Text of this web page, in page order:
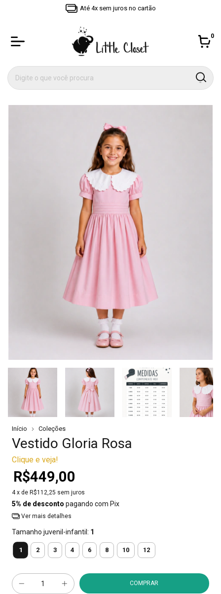
Até 4x sem juros no cartão
0
Início Coleções
Vestido Gloria Rosa
Clique e veja!
R$449,00
4 x de R$112,25 sem juros
5% de desconto pagando com Pix
Ver mais detalhes
Tamanho juvenil-infantil: 1
1 2 3 4 6 8 10 12